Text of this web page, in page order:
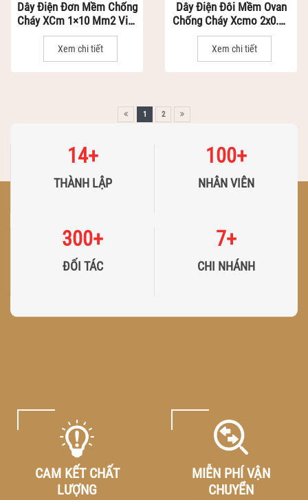
Dây Điện Đơn Mềm Chống
Cháy XCm 1×10 Mm2 Việt
Hàn - Dây Điện Siêu Chống
Cháy Vỏ Nhựa XLPO
Xem chi tiết
Dây Điện Đôi Mềm Ovan
Chống Cháy Xcmo 2x0.75
Mm2 Việt Hàn
Xem chi tiết
1 2
14+
THÀNH LẬP
100+
NHÂN VIÊN
300+
ĐỐI TÁC
7+
CHI NHÁNH
CAM KẾT CHẤT
LƯỢNG
MIỄN PHÍ VẬN
CHUYỂN